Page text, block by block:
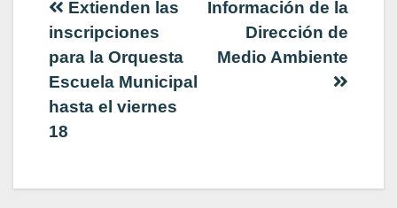
Navegación
de
entradas
Información de la
Dirección de
Medio Ambiente
Extienden las
inscripciones
para la Orquesta
Escuela Municipal
hasta el viernes
18